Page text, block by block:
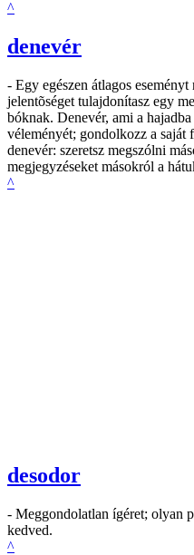
^
denevér
- Egy egészen átlagos
jelentõséget tulajdonítasz egy
bóknak. Denevér, ami a
véleményét; gondolkozz a saját
denevér: szeretsz megszólni
megjegyzéseket másokról a
^
desodor
- Meggondolatlan ígéret; olyan
kedved.
^